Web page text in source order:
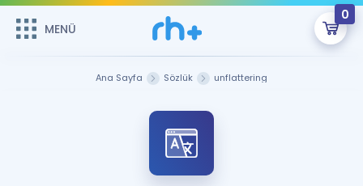
MENÜ
0
Sepetin Şu An Boş.
Remzi Hoca ile seni sınava hazırlayacak onlarca eğitim seni
bekliyor!
MENÜ
Ana Sayfa Sözlük unflattering